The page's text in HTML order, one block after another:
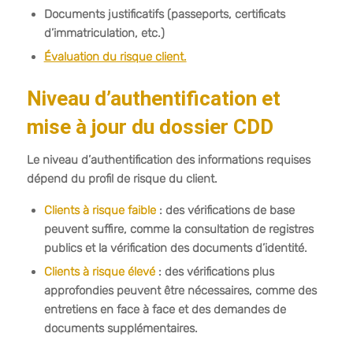
Documents justificatifs (passeports, certificats
d’immatriculation, etc.)
Évaluation du risque client.
Niveau d’authentification et
mise à jour du dossier CDD
Le niveau d’authentification des informations requises
dépend du profil de risque du client.
Clients à risque faible: des vérifications de base
peuvent suffire, comme la consultation de registres
publics et la vérification des documents d’identité.
Clients à risque élevé: des vérifications plus
approfondies peuvent être nécessaires, comme des
entretiens en face à face et des demandes de
documents supplémentaires.